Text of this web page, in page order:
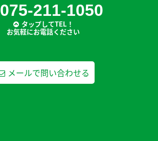
075-211-1050
タップしてTEL！
お気軽にお電話ください
メールで問い合わせる